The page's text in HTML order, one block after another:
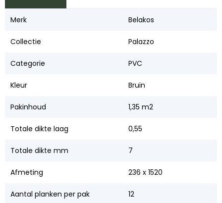
Merk Belakos
Collectie Palazzo
Categorie PVC
Kleur Bruin
Pakinhoud 1,35 m2
Totale dikte laag 0,55
Totale dikte mm 7
Afmeting 236 x 1520
Aantal planken per pak 12